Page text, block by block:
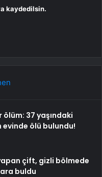
kaydedilsin.
ölüm: 37 yaşındaki
evinde ölü bulundu!
çift, gizli bölmede
buldu